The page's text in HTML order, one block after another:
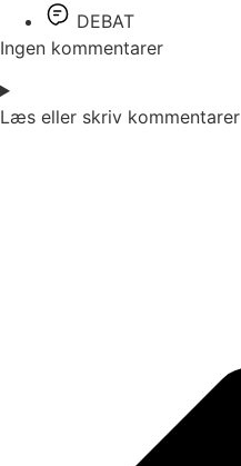
DEBAT
Ingen kommentarer
Læs eller skriv kommentarer